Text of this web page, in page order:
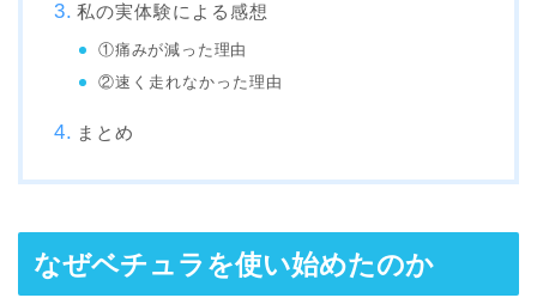
私の実体験による感想
①痛みが減った理由
②速く走れなかった理由
まとめ
なぜベチュラを使い始めたのか